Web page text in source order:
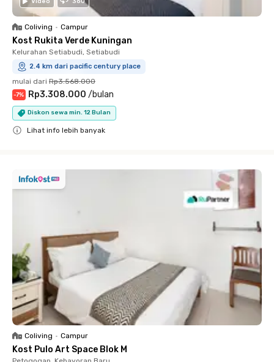
Coliving • Campur
Kost Rukita Verde Kuningan
Kelurahan Setiabudi, Setiabudi
2.4 km dari pacific century place
mulai dari Rp3.568.000
-7% Rp3.308.000 /bulan
Diskon sewa min. 12 Bulan
Lihat info lebih banyak
Coliving • Campur
Kost Pulo Art Space Blok M